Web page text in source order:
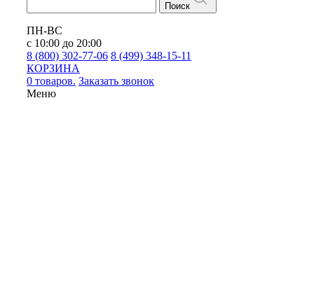
Поиск
ПН-ВС
с 10:00 до 20:00
8 (800) 302-77-06 8 (499) 348-15-11
КОРЗИНА
0 товаров. Заказать звонок
Меню